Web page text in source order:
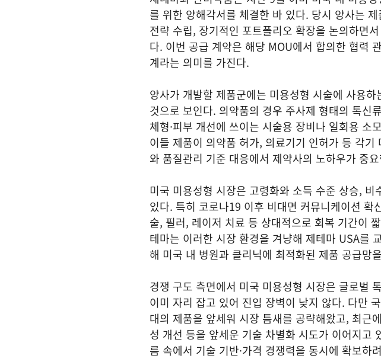
를 위한 양해각서를 체결한 바 있다. 당시 양사는
전략 수립, 장기적인 포트폴리오 확장을 논의하면
다. 이번 공급 계약은 해당 MOU에서 합의한 협력
계라는 의미를 가진다.
양사가 개발할 제품군에는 미용성형 시술에 사용
것으로 보인다. 의약품의 경우 주사제 형태의 톡신
체형·피부 개선에 쓰이는 시술용 장비나 일회용 소
이들 제품이 의약품 허가, 의료기기 인허가 등 각
와 품질관리 기준 대응에서 제약사의 노하우가 중
미국 미용성형 시장은 고령화와 소득 수준 상승,
있다. 특히 코로나19 이후 비대면 커뮤니케이션 확
술, 필러, 레이저 치료 등 상대적으로 회복 기간이
테마는 이러한 시장 환경을 겨냥해 제테마 USA를
해 미국 내 병원과 클리닉에 최적화된 제품 공급망
경쟁 구도 측면에서 미국 미용성형 시장은 글로벌
이미 자리 잡고 있어 진입 장벽이 낮지 않다. 다만
대의 제품을 앞세워 시장 틈새를 공략해왔고, 최근
성 개선 등을 앞세운 기술 차별화 시도가 이어지고
름 속에서 기술 기반·가격 경쟁력을 동시에 확보하